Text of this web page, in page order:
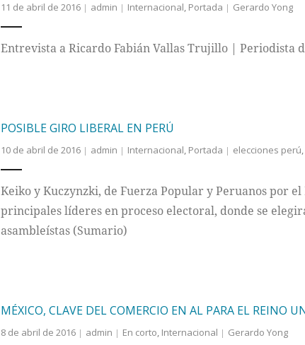
11 de abril de 2016 admin Internacional, Portada Gerardo Yong
Entrevista a Ricardo Fabián Vallas Trujillo | Periodista
POSIBLE GIRO LIBERAL EN PERÚ
10 de abril de 2016 admin Internacional, Portada elecciones perú,
Keiko y Kuczynzki, de Fuerza Popular y Peruanos por
principales líderes en proceso electoral, donde se
asambleístas (Sumario)
MÉXICO, CLAVE DEL COMERCIO EN AL PARA EL REINO
8 de abril de 2016 admin En corto, Internacional Gerardo Yong